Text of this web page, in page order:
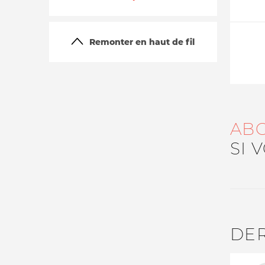
Remonter en haut de fil
SI